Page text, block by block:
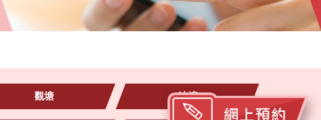
觀塘 油塘